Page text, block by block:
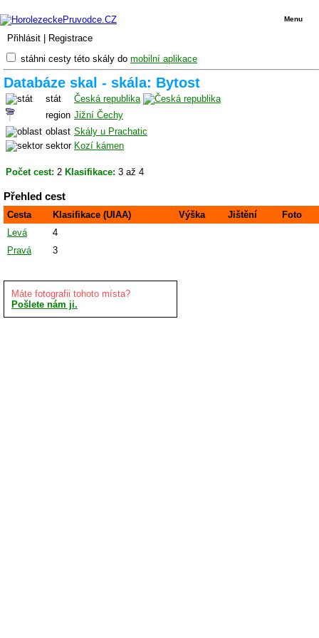
Přihlásit Registrace
Menu
stáhni cesty této skály do mobilní aplikace
Databáze skal - skála: Bytost
stát
Česká republika
region Jižní Čechy
oblast Skály u Prachatic
sektor Kozí kámen
Počet cest: 2 Klasifikace: 3 až 4
Přehled cest
Cesta Klasifikace (UIAA) Výška Jištění
Foto
Levá
4
Pravá
3
Máte fotografii tohoto místa?
Pošlete nám ji.